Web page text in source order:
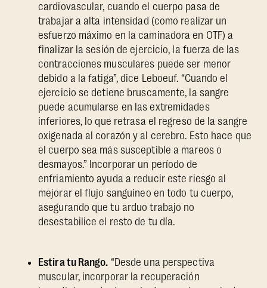
cardiovascular, cuando el cuerpo pasa de
trabajar a alta intensidad (como realizar un
esfuerzo máximo en la caminadora en OTF) a
finalizar la sesión de ejercicio, la fuerza de las
contracciones musculares puede ser menor
debido a la fatiga”, dice Leboeuf. “Cuando el
ejercicio se detiene bruscamente, la sangre
puede acumularse en las extremidades
inferiores, lo que retrasa el regreso de la sangre
oxigenada al corazón y al cerebro. Esto hace que
el cuerpo sea más susceptible a mareos o
desmayos.” Incorporar un período de
enfriamiento ayuda a reducir este riesgo al
mejorar el flujo sanguíneo en todo tu cuerpo,
asegurando que tu arduo trabajo no
desestabilice el resto de tu día.
Estira tu Rango. “Desde una perspectiva
muscular, incorporar la recuperación